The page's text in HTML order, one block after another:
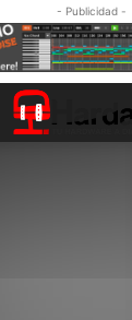
- Publicidad -